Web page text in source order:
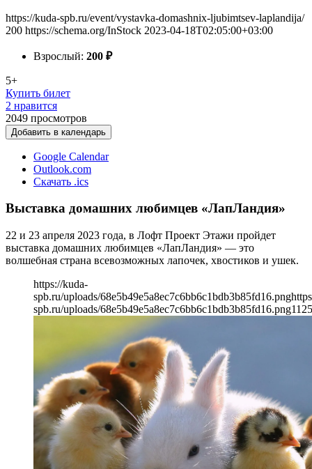
https://kuda-spb.ru/event/vystavka-domashnix-ljubimtsev-laplandija/
200 https://schema.org/InStock 2023-04-18T02:05:00+03:00
Взрослый: 200 ₽
5+
Купить билет
2 нравится
2049 просмотров
Добавить в календарь
Google Calendar
Outlook.com
Скачать .ics
Выставка домашних любимцев «ЛапЛандия»
22 и 23 апреля 2023 года, в Лофт Проект Этажи пройдет
выставка домашних любимцев «ЛапЛандия» — это
волшебная страна всевозможных лапочек, хвостиков и ушек.
https://kuda-
spb.ru/uploads/68e5b49e5a8ec7c6bb6c1bdb3b85fd16.png
spb.ru/uploads/68e5b49e5a8ec7c6bb6c1bdb3b85fd16.png1125